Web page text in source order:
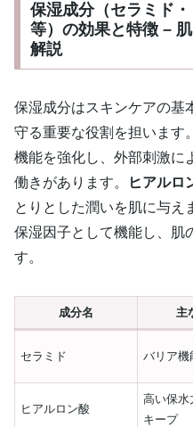
保湿成分（セラミド
等）の効果と特徴 –
解説
保湿成分はスキンケアの基
守る重要な役割を担います
機能を強化し、外部刺激に
働きがあります。
ヒアルロ
とりとした潤いを肌に与え
保湿因子として機能し、肌
す。
成分名 主
セラミド バリア機
ヒアルロン酸
高い保水
キープ